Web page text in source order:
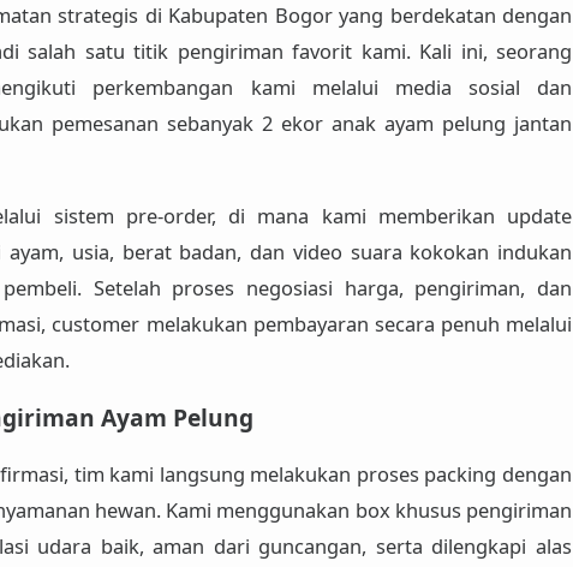
strategis di Kabupaten Bogor yang berdekatan dengan
salah satu titik pengiriman favorit kami. Kali ini, seorang
perkembangan kami melalui media sosial dan
pemesanan sebanyak 2 ekor anak ayam pelung jantan
sistem pre-order, di mana kami memberikan update
usia, berat badan, dan video suara kokokan indukan
Setelah proses negosiasi harga, pengiriman, dan
customer melakukan pembayaran secara penuh melalui
Ayam Pelung
tim kami langsung melakukan proses packing dengan
hewan. Kami menggunakan box khusus pengiriman
udara baik, aman dari guncangan, serta dilengkapi alas